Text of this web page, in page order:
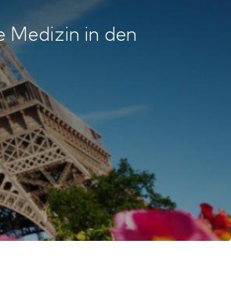
Medizin in den